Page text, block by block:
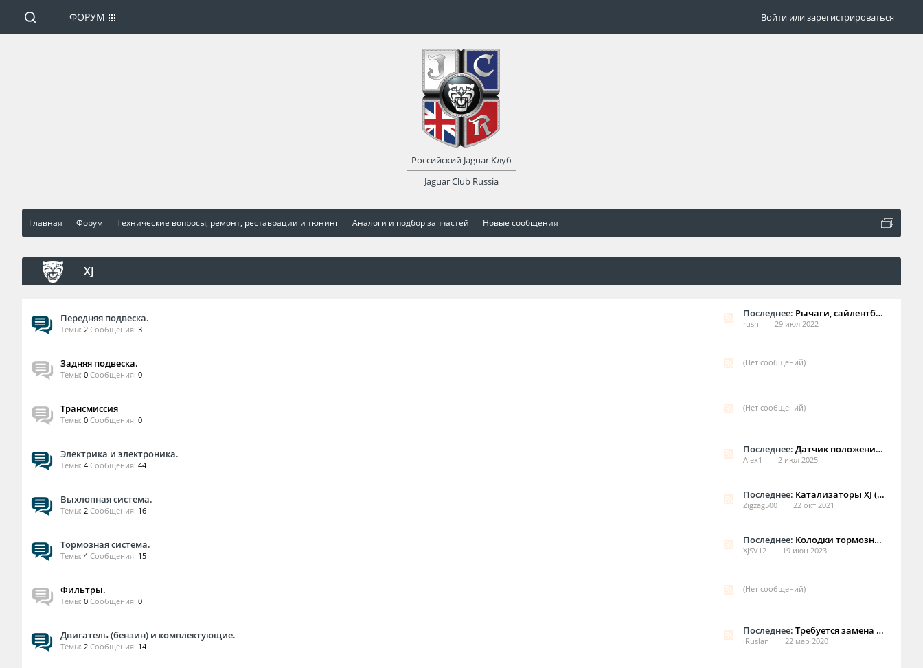
Главная Форум Технические вопросы, ремонт, реставрации и тюнинг Аналоги и подбор запчастей Новые сообщения
XJ
Передняя подвеска.
Темы: 2 Сообщения: 3
Последнее: Рычаги, сайлентблоки, тяги.
rush 29 июл 2022
Задняя подвеска.
Темы: 0 Сообщения: 0
(Нет сообщений)
Трансмиссия
Темы: 0 Сообщения: 0
(Нет сообщений)
Электрика и электроника.
Темы: 4 Сообщения: 44
Последнее: Датчик положения селектора АКПП
Alex1 2 июл 2025
Выхлопная система.
Темы: 2 Сообщения: 16
Последнее: Катализаторы XJ (358) 4.2 компрессор
Zigzag500 22 окт 2021
Тормозная система.
Темы: 4 Сообщения: 15
Последнее: Колодки тормозные.Jaguar XJ V R 4.2 V8 Supercharged
XJSV12 19 июн 2023
Фильтры.
Темы: 0 Сообщения: 0
(Нет сообщений)
Двигатель (бензин) и комплектующие.
Темы: 2 Сообщения: 14
Последнее: Требуется замена цепи xj 351 5 литров 510 сил
iRuslan 22 мар 2020
ФОРУМ
Российский Jaguar Клуб
Jaguar Club Russia
Войти или зарегистрироваться